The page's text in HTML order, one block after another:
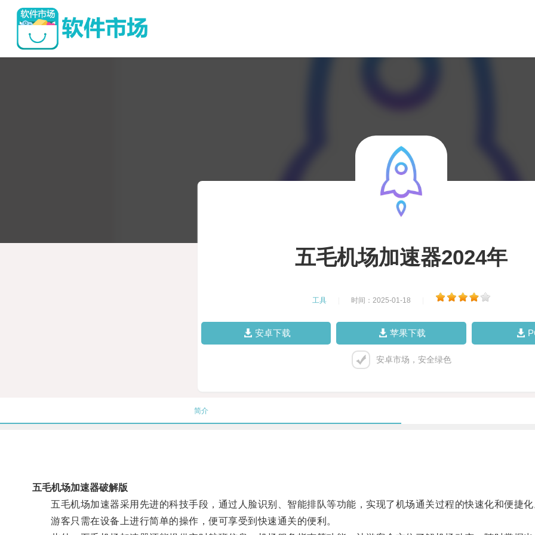
五毛机场加速器2024年
工具 时间：2025-01-18
安卓下载 苹果下载
安卓市场，安全绿色
简介
五毛机场加速器破解版
五毛机场加速器采用先进的科技手段，通过人脸识别、智能排队等功能，实现了机场通关过程的快速化和便捷化
游客只需在设备上进行简单的操作，便可享受到快速通关的便利。